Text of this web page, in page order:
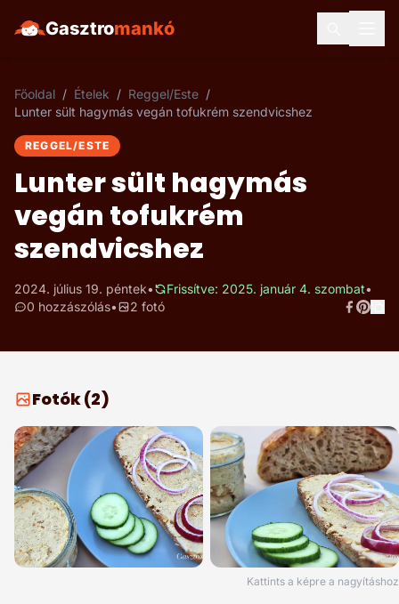
Gasztromankó
Főoldal / Ételek / Reggel/Este /
Lunter sült hagymás vegán tofukrém szendvicshez
REGGEL/ESTE
Lunter sült hagymás
vegán tofukrém
szendvicshez
2024. július 19. péntek• Frissítve: 2025. január 4. szombat•
0 hozzászólás• 2 fotó
Fotók (2)
Kattints a képre a nagyításhoz